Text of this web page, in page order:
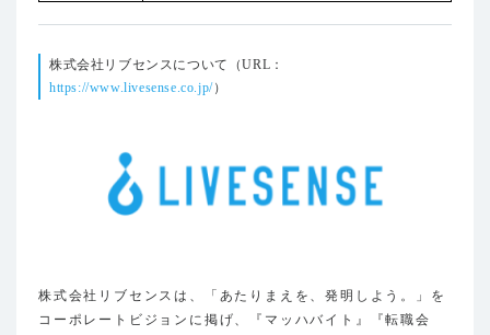
株式会社リブセンスについて（URL：
https://www.livesense.co.jp/）
株式会社リブセンスは、「あたりまえを、発明しよう。」を
コーポレートビジョンに掲げ、『マッハバイト』『転職会